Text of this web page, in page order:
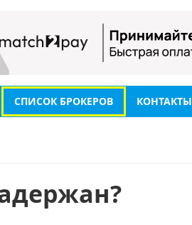
СПИСОК БРОКЕРОВ КОНТАКТЫ